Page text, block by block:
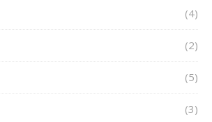
(4)
(2)
(5)
(3)